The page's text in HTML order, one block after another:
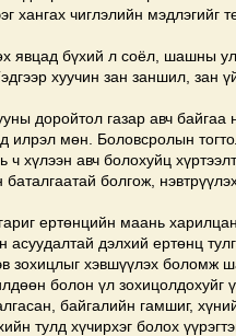
хангах чиглэлийн мэдлэгийг
явцад бүхий л соёл, шашны
хуучин зан заншил, зан
доройтол газар авч
илрэл мөн. Боловсролын
хүлээн авч болохуйц
баталгаатай болгож,
ертөнцийн маань
асуудалтай дэлхий ертөнц
зохицлыг хэвшүүлэх боломж
болон үл зохицолдохуйг
байгалийн гамшиг,
тулд хүчирхэг болох